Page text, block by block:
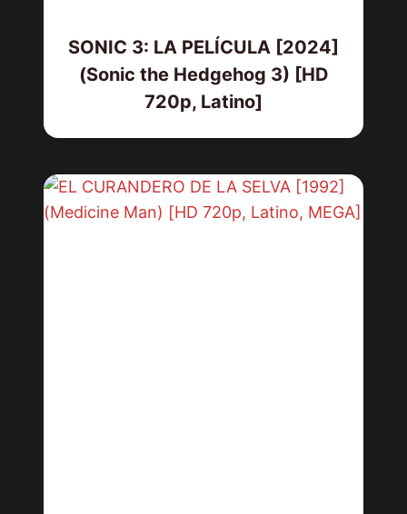
SONIC 3: LA PELÍCULA [2024]
(Sonic the Hedgehog 3) [HD
720p, Latino]